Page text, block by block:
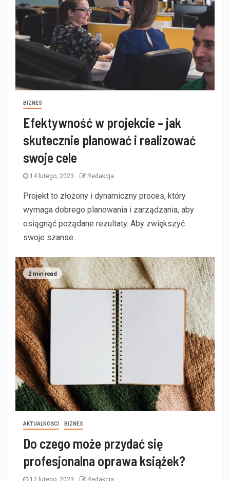
BIZNES
Efektywność w projekcie – jak
skutecznie planować i realizować
swoje cele
14 lutego, 2023 Redakcja
Projekt to złożony i dynamiczny proces, który
wymaga dobrego planowania i zarządzania, aby
osiągnąć pożądane rezultaty. Aby zwiększyć
swoje szanse...
2 min read
AKTUALNOŚCI BIZNES
Do czego może przydać się
profesjonalna oprawa książek?